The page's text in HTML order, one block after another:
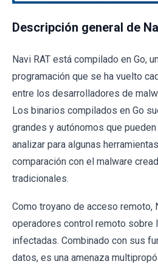
Descripción general de
Navi RAT está compilado en Go,
programación que se ha vuelto
entre los desarrolladores de
Los binarios compilados en Go
grandes y autónomos que
analizar para algunas
comparación con el malware
tradicionales.
Como troyano de acceso remoto,
operadores control remoto sobre
infectadas. Combinado con sus
datos, es una amenaza